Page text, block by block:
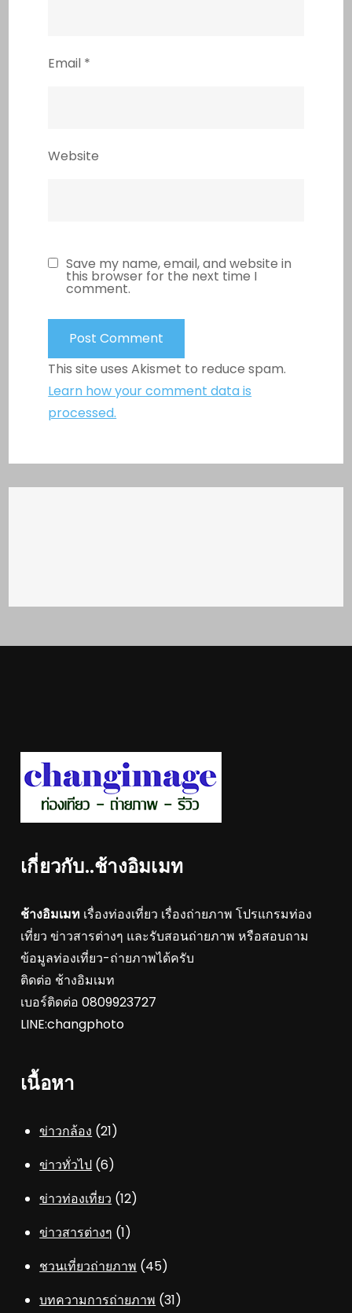
Email *
Website
Save my name, email, and website in
this browser for the next time I
comment.
This site uses Akismet to reduce spam.
Learn how your comment data is
processed.
เกี่ยวกับ..ช้างอิมเมท
ช้างอิมเมท เรื่องท่องเที่ยว เรื่องถ่ายภาพ โปรแกรมท่อง
เที่ยว ข่าวสารต่างๆ และรับสอนถ่ายภาพ หรือสอบถาม
ข้อมูลท่องเที่ยว-ถ่ายภาพได้ครับ
ติดต่อ ช้างอิมเมท
เบอร์ติดต่อ 0809923727
LINE:changphoto
เนื้อหา
ข่าวกล้อง (21)
ข่าวทั่วไป (6)
ข่าวท่องเที่ยว (12)
ข่าวสารต่างๆ (1)
ชวนเที่ยวถ่ายภาพ (45)
บทความการถ่ายภาพ (31)